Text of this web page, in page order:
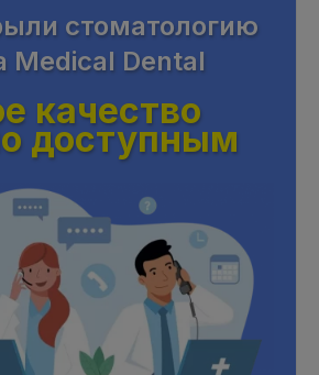
стоматологию
Medical Dental
качество
доступным